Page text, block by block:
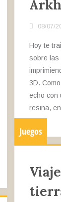
08/07/
Hoy te
sobre las
3D.
echo con
resina,
Juegos